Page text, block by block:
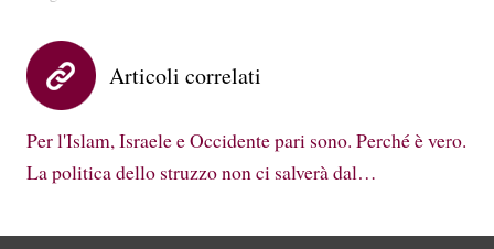
Articoli correlati
Per l'Islam, Israele e Occidente pari sono. Perché è vero.
La politica dello struzzo non ci salverà dal…